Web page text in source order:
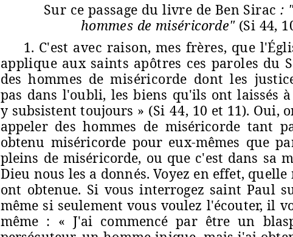
Sur ce passage dulivre de Ben Sirac :
hommes de miséricorde"(Si 44,
1. C'est avec raison, mes frères, que l'
applique aux saints apôtres ces paroles du
des hommes demiséricorde dont les
pas dans l'oubli, les biens qu'ils ont laissés
y subsistent toujours » (Si 44, 10 et 11). Oui,
appeler des hommes de miséricorde tant
obtenu miséricorde pour eux-mêmes que
pleins de miséricorde, ou que c'est dans sa
Dieu nous les a donnés. Voyez en effet,
ont obtenue. Si vous interrogez saint Paul
même si seulement vous voulez l'écouter, il
même : « J'ai commencé par être un